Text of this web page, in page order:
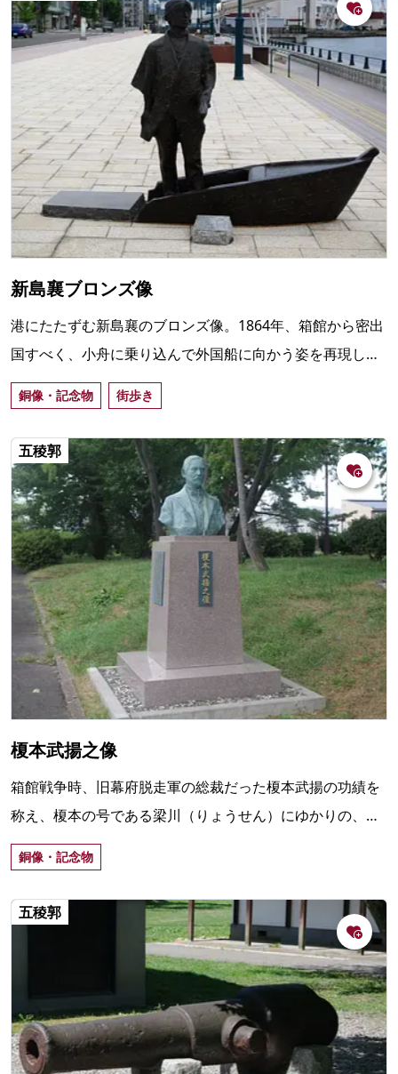
新島襄ブロンズ像
港にたたずむ新島襄のブロンズ像。1864年、箱館から密出
国すべく、小舟に乗り込んで外国船に向かう姿を再現して
いる。場所は西波止場近くの末広緑地。
銅像・記念物 街歩き
五稜郭
榎本武揚之像
箱館戦争時、旧幕府脱走軍の総裁だった榎本武揚の功績を
称え、榎本の号である梁川（りょうせん）にゆかりの、梁
川（やながわ）公園内に建立された銅像。
銅像・記念物
五稜郭